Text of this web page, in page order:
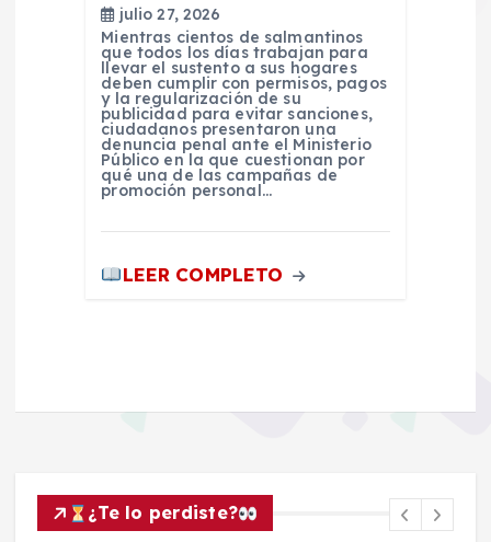
julio 27, 2026
Mientras cientos de salmantinos
que todos los días trabajan para
llevar el sustento a sus hogares
deben cumplir con permisos, pagos
y la regularización de su
publicidad para evitar sanciones,
ciudadanos presentaron una
denuncia penal ante el Ministerio
Público en la que cuestionan por
qué una de las campañas de
promoción personal…
LEER COMPLETO
¿Te lo perdiste?